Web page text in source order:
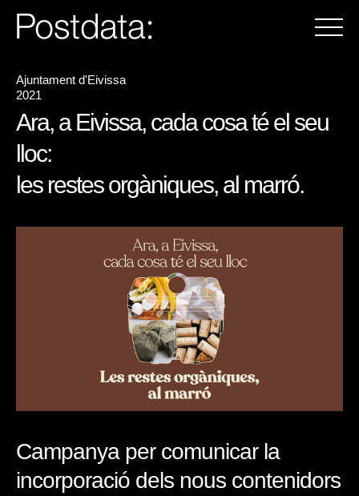
Ajuntament d'Eivissa
2021
Ara, a Eivissa, cada cosa té el seu
lloc:
les restes orgàniques, al marró.
Campanya per comunicar la
incorporació dels nous contenidors